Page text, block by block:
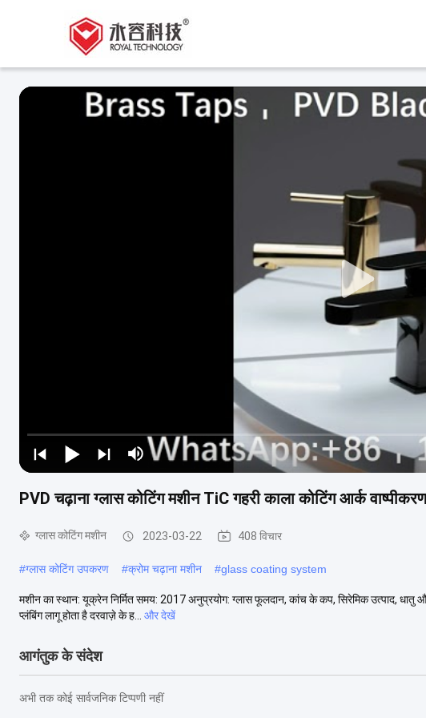
PVD चढ़ाना ग्लास कोटिंग मशीन TiC गहरी काला कोटिंग आर्क वाष्पीकरण
ग्लास कोटिंग मशीन 2023-03-22 408 विचार
#ग्लास कोटिंग उपकरण #क्रोम चढ़ाना मशीन #glass coating system
मशीन का स्थान: यूक्रेन निर्मित समय: 2017 अनुप्रयोग: ग्लास फूलदान, कांच के कप, सिरेमिक उत्पाद,
प्लंबिंग लागू होता है दरवाज़े के ह...
और देखें
आगंतुक के संदेश
अभी तक कोई सार्वजनिक टिप्पणी नहीं